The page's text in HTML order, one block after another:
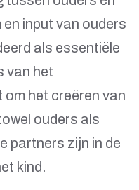
input van ouders
als essentiële
van het
het creëren van
ouders als
partners zijn in de
kind.